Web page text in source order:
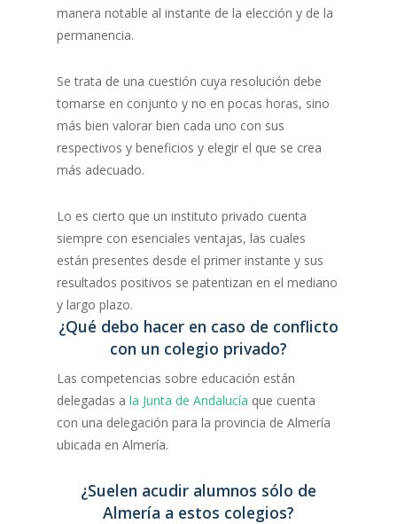
manera notable al instante de la elección y de la
permanencia.
Se trata de una cuestión cuya resolución debe
tomarse en conjunto y no en pocas horas, sino
más bien valorar bien cada uno con sus
respectivos y beneficios y elegir el que se crea
más adecuado.
Lo es cierto que un instituto privado cuenta
siempre con esenciales ventajas, las cuales
están presentes desde el primer instante y sus
resultados positivos se patentizan en el mediano
y largo plazo.
¿Qué debo hacer en caso de conflicto
con un colegio privado?
Las competencias sobre educación están
delegadas ala Junta de Andalucía que cuenta
con una delegación para la provincia de Almería
ubicada en Almería.
¿Suelen acudir alumnos sólo de
Almería a estos colegios?